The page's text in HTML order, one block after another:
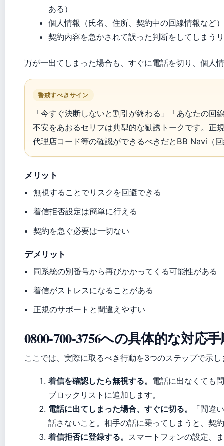
ある）
個人情報（氏名、住所、契約中の回線情報など
契約内容を急かされて誤った判断をしてしまう
万が一出てしまった場合も、すぐに電話を切り、個人
警戒すべきサイン
「今すぐ決断しないと割引が終わる」「あなたの回
不安をあおるセリフは典型的な勧誘トークです。正
代理店コード等の確認ができるべきだとBB Navi（
メリット
無視することでリスクを回避できる
着信拒否設定は簡単に行える
契約を急ぐ必要は一切ない
デメリット
同系統の別番号から再びかかってくる可能性がある
着信がストレスになることがある
正規のサポートと間違えやすい
0800-700-3756への具体的な対応
ここでは、実際に取るべき行動を3つのステップで示し
着信を確認したら無視する。 電話に出なくても
ブロックリストに追加します。
電話に出てしまった場合、すぐに切る。
「間違
話さないこと。相手の話に乗ってしまうと、契
着信拒否に登録する。 スマートフォンの設定、